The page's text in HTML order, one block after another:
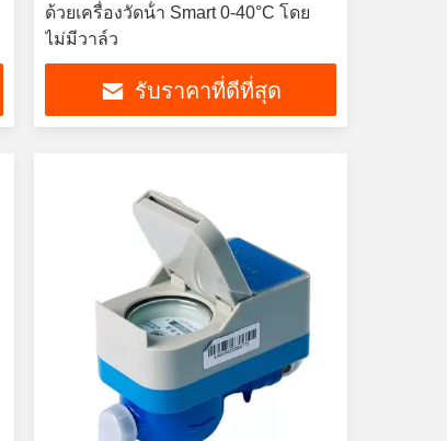
ด้วยเครื่องวัดน้ํา Smart 0-40°C โดย
ไม่มีวาล์ว
รับราคาที่ดีที่สุด